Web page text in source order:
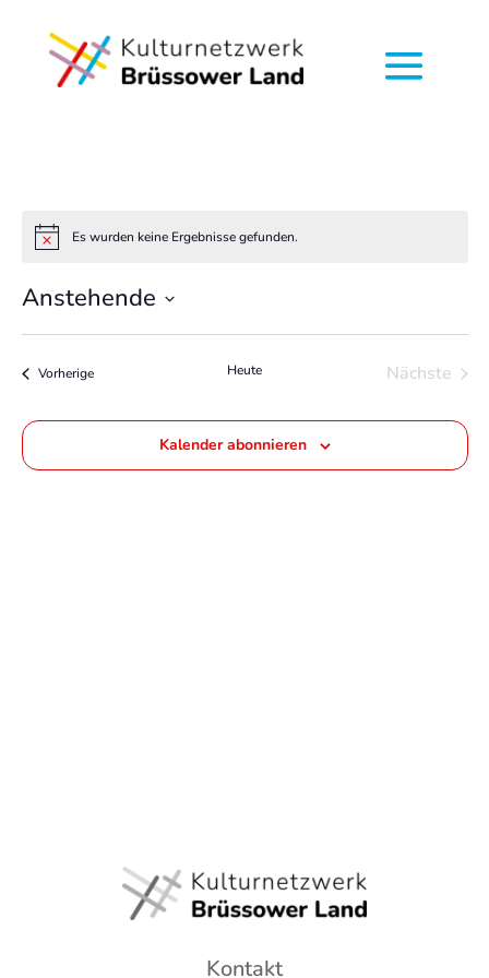
HinweisEs wurden keine Ergebnisse gefunden.
Anstehende
Datum
VorherigeVeranstaltungen Heute
Nächste
Kalender abonnieren
Kontakt